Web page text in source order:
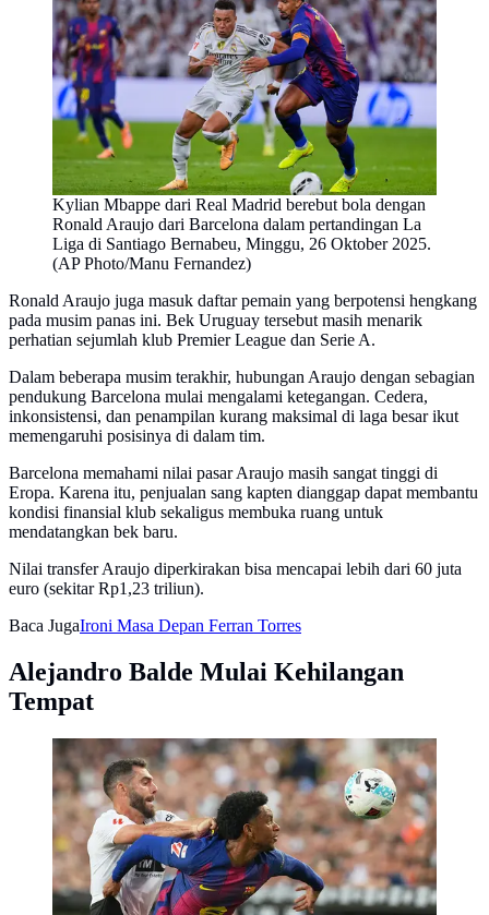
Kylian Mbappe dari Real Madrid berebut bola dengan
Ronald Araujo dari Barcelona dalam pertandingan La
Liga di Santiago Bernabeu, Minggu, 26 Oktober 2025.
(AP Photo/Manu Fernandez)
Ronald Araujo juga masuk daftar pemain yang berpotensi hengkang
pada musim panas ini. Bek Uruguay tersebut masih menarik
perhatian sejumlah klub Premier League dan Serie A.
Dalam beberapa musim terakhir, hubungan Araujo dengan sebagian
pendukung Barcelona mulai mengalami ketegangan. Cedera,
inkonsistensi, dan penampilan kurang maksimal di laga besar ikut
memengaruhi posisinya di dalam tim.
Barcelona memahami nilai pasar Araujo masih sangat tinggi di
Eropa. Karena itu, penjualan sang kapten dianggap dapat membantu
kondisi finansial klub sekaligus membuka ruang untuk
mendatangkan bek baru.
Nilai transfer Araujo diperkirakan bisa mencapai lebih dari 60 juta
euro (sekitar Rp1,23 triliun).
Baca JugaIroni Masa Depan Ferran Torres
Alejandro Balde Mulai Kehilangan
Tempat